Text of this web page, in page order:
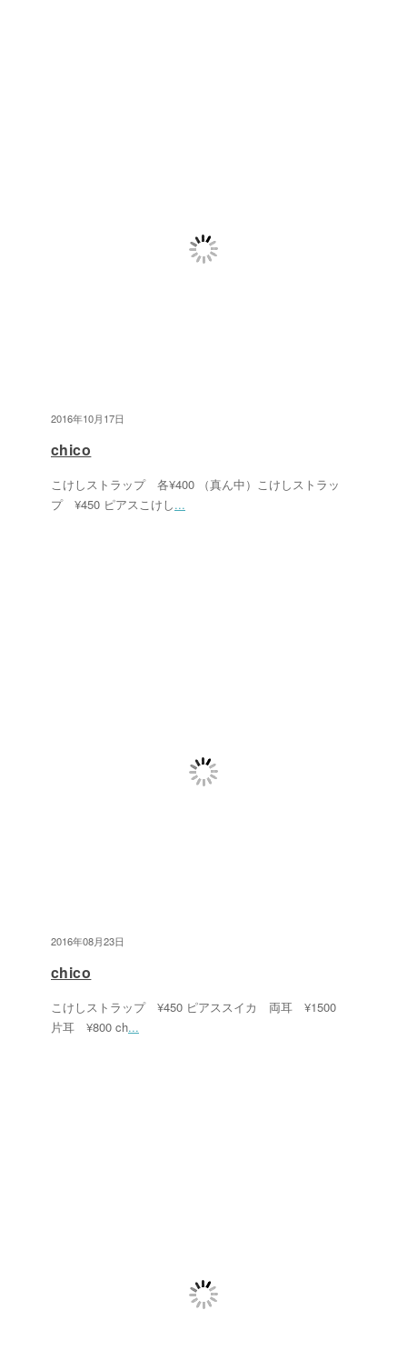
2016年10月17日
chico
こけしストラップ 各¥400 （真ん中）こけしストラッ
プ ¥450 ピアスこけし...
2016年08月23日
chico
こけしストラップ ¥450 ピアススイカ 両耳 ¥1500
片耳 ¥800 ch...